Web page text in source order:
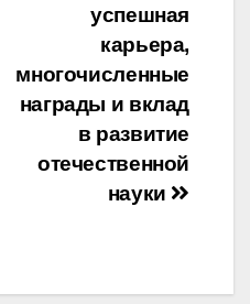
успешная
карьера,
многочисленные
награды и вклад
в развитие
отечественной
науки